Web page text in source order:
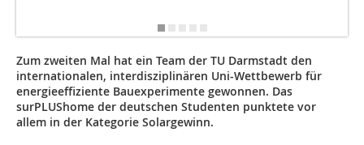
Zum zweiten Mal hat ein Team der TU Darmstadt den
internationalen, interdisziplinären Uni-Wettbewerb für
energieeffiziente Bauexperimente gewonnen. Das
surPLUShome der deutschen Studenten punktete vor
allem in der Kategorie Solargewinn.